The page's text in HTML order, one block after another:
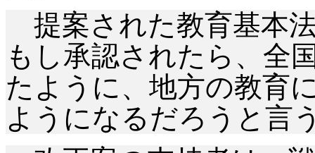
提案された教育基本
もし承認されたら、全
たように、地方の教育
ようになるだろうと言